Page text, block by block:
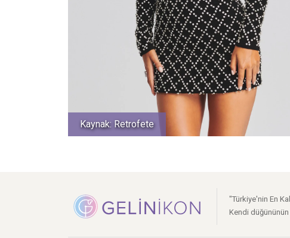
Kaynak: Retrofete
"Türkiye'nin En
Kendi